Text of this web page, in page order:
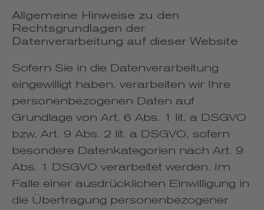
Allgemeine Hinweise zu den
Rechtsgrundlagen der
Datenverarbeitung auf dieser Website
Sofern Sie in die Datenverarbeitung
eingewilligt haben, verarbeiten wir Ihre
personenbezogenen Daten auf
Grundlage von Art. 6 Abs. 1 lit. a DSGVO
bzw. Art. 9 Abs. 2 lit. a DSGVO, sofern
besondere Datenkategorien nach Art. 9
Abs. 1 DSGVO verarbeitet werden. Im
Falle einer ausdrücklichen Einwilligung in
die Übertragung personenbezogener